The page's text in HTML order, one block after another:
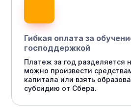
Гибкая оплата за
господдержкой
Платеж за год разделяется
можно произвести
капитала или взять
субсидию от Сбера.